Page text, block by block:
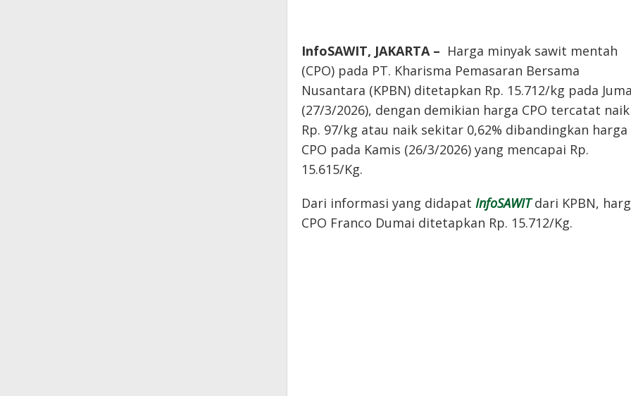
InfoSAWIT, JAKARTA – Harga minyak sawit mentah
(CPO) pada PT. Kharisma Pemasaran Bersama
Nusantara (KPBN) ditetapkan Rp. 15.712/kg pada
(27/3/2026), dengan demikian harga CPO tercatat naik
Rp. 97/kg atau naik sekitar 0,62% dibandingkan harga
CPO pada Kamis (26/3/2026) yang mencapai Rp.
15.615/Kg.
Dari informasi yang didapat InfoSAWIT dari KPBN,
CPO Franco Dumai ditetapkan Rp. 15.712/Kg.